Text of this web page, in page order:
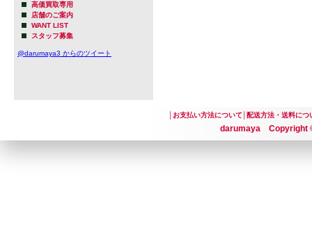
高価買取専用
店舗のご案内
WANT LIST
スタッフ募集
@darumaya3 からのツイート
お支払い方法について│ 配送方法・送料につ
darumaya Copyright